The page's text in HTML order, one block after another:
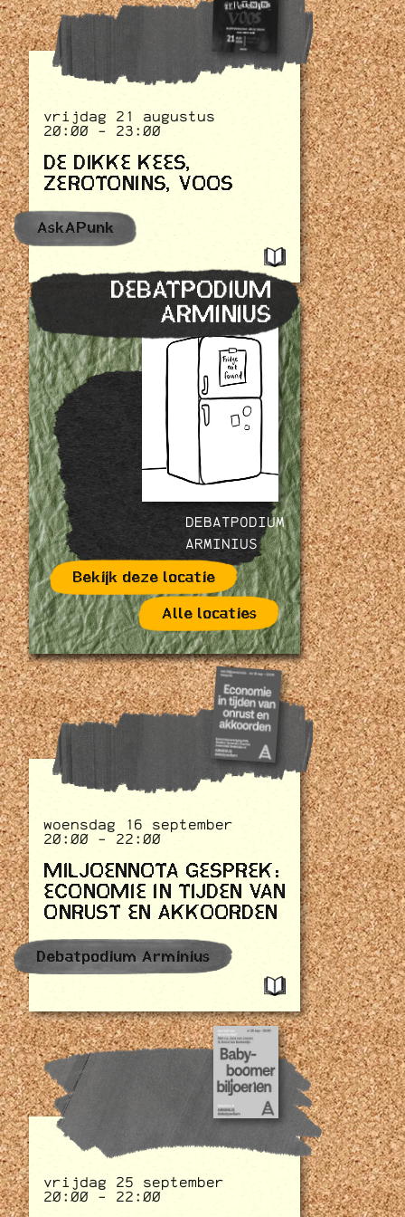
vrijdag 21 augustus
20:00 - 23:00
DE DIKKE KEES,
ZEROTONINS, VOOS
AskAPunk
DEBATPODIUM
ARMINIUS
DEBATPODIUM
ARMINIUS
Bekijk deze locatie
Alle locaties
woensdag 16 september
20:00 - 22:00
MILJOENNOTA GESPREK:
ECONOMIE IN TIJDEN VAN
ONRUST EN AKKOORDEN
Debatpodium Arminius
vrijdag 25 september
20:00 - 22:00